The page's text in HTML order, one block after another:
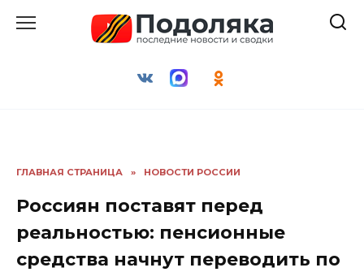
ГЛАВНАЯ СТРАНИЦА » НОВОСТИ РОССИИ
Россиян поставят перед
реальностью: пенсионные
средства начнут переводить по